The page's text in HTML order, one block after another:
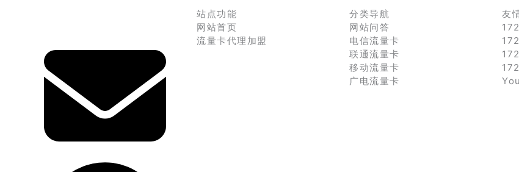
站点功能
网站首页
流量卡代理加盟
分类导航
网站问答
电信流量卡
联通流量卡
移动流量卡
广电流量卡
友